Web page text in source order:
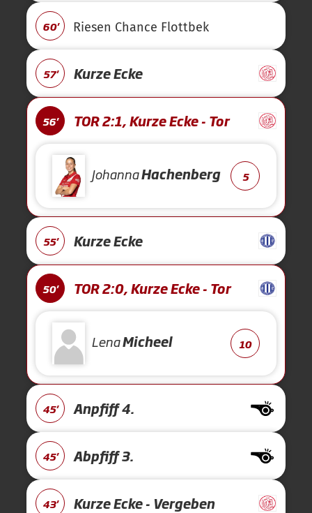
60' Riesen Chance Flottbek
57' Kurze Ecke
56' TOR 2:1, Kurze Ecke - Tor
JohannaHachenberg 5
55' Kurze Ecke
50' TOR 2:0, Kurze Ecke - Tor
LenaMicheel 10
45' Anpfiff 4.
45' Abpfiff 3.
43' Kurze Ecke - Vergeben